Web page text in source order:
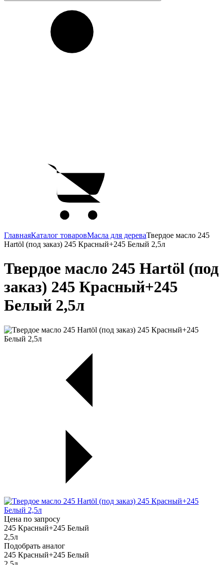
ГлавнаяКаталог товаровМасла для дереваТвердое масло 245
Hartöl (под заказ) 245 Красный+245 Белый 2,5л
Твердое масло 245 Hartöl (под
заказ) 245 Красный+245
Белый 2,5л
Цена по запросу
245 Красный+245 Белый
2,5л
Подобрать аналог
245 Красный+245 Белый